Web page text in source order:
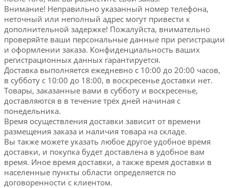
Внимание! Неправильно указанный номер телефона,
неточный или неполный адрес могут привести к
дополнительной задержке! Пожалуйста, внимательно
проверяйте ваши персональные данные при регистрации
и оформлении заказа. Конфиденциальность ваших
регистрационных данных гарантируется.
Доставка выполняется ежедневно с 10:00 до 20:00 часов,
в субботу с 10:00 до 18:00, в воскресенье доставки нет.
Товары, заказанные вами в субботу и воскресенье,
доставляются в в течение трёх дней начиная с
понедельника.
Время осуществления доставки зависит от времени
размещения заказа и наличия товара на складе.
Вы также можете указать любое другое удобное время
доставки, и покупка будет доставлена в удобное вам
время. Иное время доставки, а также время доставки в
населенные пункты области определяется по
договоренности с клиентом.